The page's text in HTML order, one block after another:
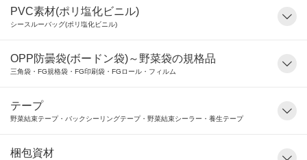
PVC素材(ポリ塩化ビニル)
シースルーバッグ(ポリ塩化ビニル)
OPP防曇袋(ボードン袋)～野菜袋の規格品
三角袋・FG規格袋・FG印刷袋・FGロール・フィルム
テープ
野菜結束テープ・バックシーリングテープ・野菜結束シーラー・養生テープ
梱包資材